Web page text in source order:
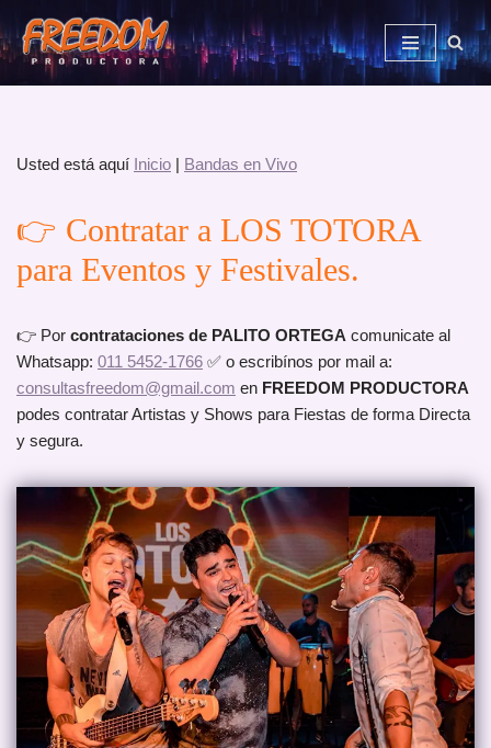
Saltar
al
Usted está aquí Inicio | Bandas en Vivo
👉 Contratar a LOS TOTORA
para Eventos y Festivales.
👉 Por contrataciones de PALITO ORTEGA comunicate al
Whatsapp: 011 5452-1766 ✅ o escribínos por mail a:
consultasfreedom@gmail.com en FREEDOM PRODUCTORA
podes contratar Artistas y Shows para Fiestas de forma Directa
y segura.